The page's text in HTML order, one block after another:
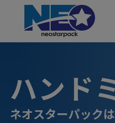
ハンド
ネオスターパック
クッキー利用の管理について